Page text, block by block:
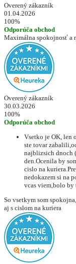
Overený zákazník
01.04.2026
100%
Odporúča obchod
Maximálna spokojnosť a
Overený zákazník
30.03.2026
100%
Odporúča obchod
Vsetko je OK, len
ste tovar
najblizsich dnoch
den.Ocenila by
cislo na
nedokazem si na
vcas viem,bolo by
So vsetkym som
aj s cislom na kuriera